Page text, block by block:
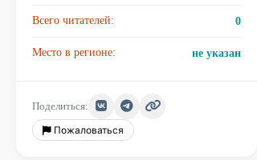
Всего читателей: 0
Место в регионе: не указан
Поделиться:
Пожаловаться